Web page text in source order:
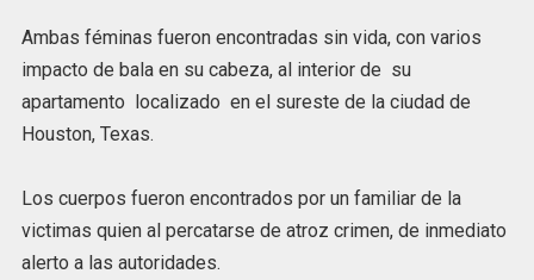
Ambas féminas fueron encontradas sin vida, con varios
impacto de bala en su cabeza, al interior de su
apartamento localizado en el sureste de la ciudad de
Houston, Texas.
Los cuerpos fueron encontrados por un familiar de la
victimas quien al percatarse de atroz crimen, de inmediato
alerto a las autoridades.